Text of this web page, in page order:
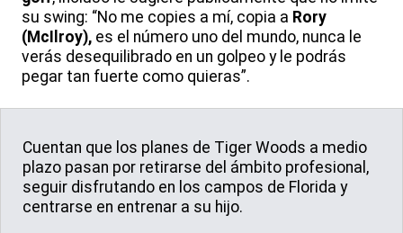
su swing: “No me copies a mí, copia a Rory
(McIlroy), es el número uno del mundo, nunca le
verás desequilibrado en un golpeo y le podrás
pegar tan fuerte como quieras”.
Cuentan que los planes de Tiger Woods a medio
plazo pasan por retirarse del ámbito profesional,
seguir disfrutando en los campos de Florida y
centrarse en entrenar a su hijo.